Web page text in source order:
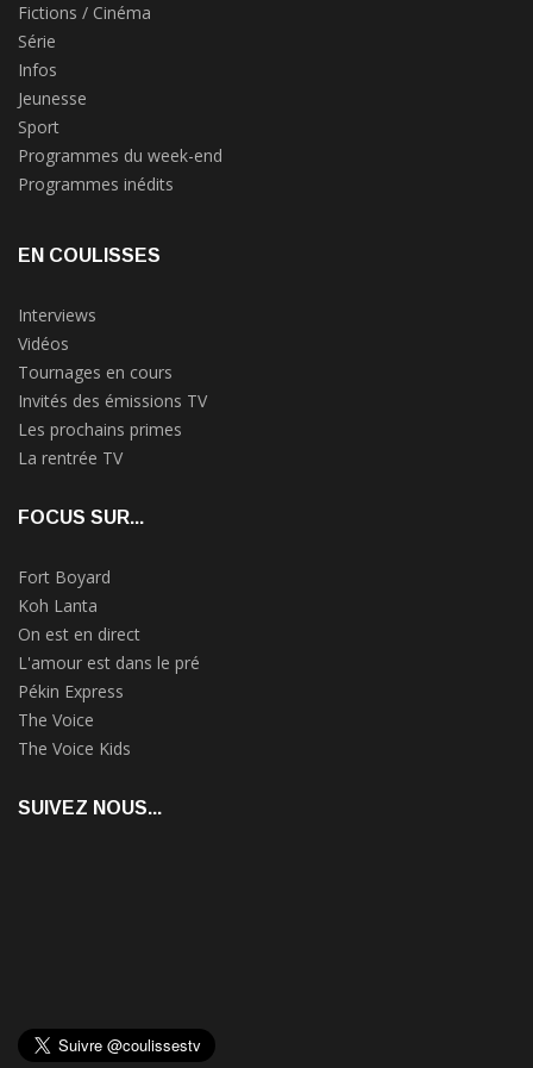
Fictions / Cinéma
Série
Infos
Jeunesse
Sport
Programmes du week-end
Programmes inédits
EN COULISSES
Interviews
Vidéos
Tournages en cours
Invités des émissions TV
Les prochains primes
La rentrée TV
FOCUS SUR...
Fort Boyard
Koh Lanta
On est en direct
L'amour est dans le pré
Pékin Express
The Voice
The Voice Kids
SUIVEZ NOUS...